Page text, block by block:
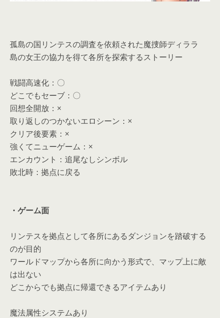
孤島の国リンテスの調査を依頼された魔捜師ディララ
島の女王の協力を得て各所を探索するストーリー
戦闘高速化：〇
どこでもセーブ：〇
回想全開放：×
取り返しのつかないエロシーン：×
クリア後要素：×
強くてニューゲーム：×
エンカウント：追尾なしシンボル
敗北時：拠点に戻る
・ゲーム面
リンテスを拠点として各所にあるダンジョンを踏破する
のが目的
ワールドマップから各所に向かう形式で、マップ上に敵
は出ない
どこからでも拠点に帰還できるアイテムあり
魔法属性システムあり